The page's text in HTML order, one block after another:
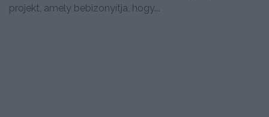
projekt, amely bebizonyítja, hogy...